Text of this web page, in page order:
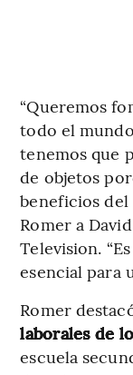
“Queremos
todo el
tenemos que
de objetos
beneficios del
Romer a
Television.
esencial para
Romer
laborales de
escuela